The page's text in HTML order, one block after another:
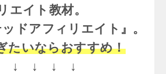
エイト教材。
ッドアフィリエイト』。
たいならおすすめ！
↓ ↓ ↓ ↓